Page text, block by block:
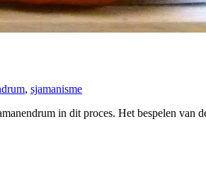
, sjamanisme
in dit proces. Het bespelen van